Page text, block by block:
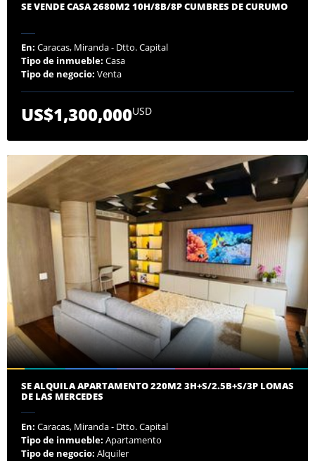
SE VENDE CASA 2680M2 10H/8B/8P CUMBRES DE CURUMO
En: Caracas, Miranda - Dtto. Capital
Tipo de inmueble: Casa
Tipo de negocio: Venta
US$1,300,000USD
SE ALQUILA APARTAMENTO 220M2 3H+S/2.5B+S/3P LOMAS
DE LAS MERCEDES
En: Caracas, Miranda - Dtto. Capital
Tipo de inmueble: Apartamento
Tipo de negocio: Alquiler